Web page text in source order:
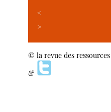
<
>
© la revue des
&